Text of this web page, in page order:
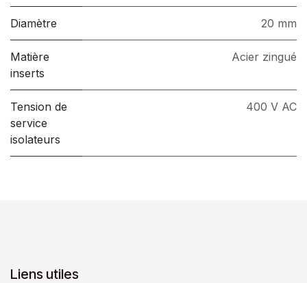
Diamètre 20 mm
Matière
inserts
Acier zingué
Tension de
service
isolateurs
400 V AC
Liens utiles